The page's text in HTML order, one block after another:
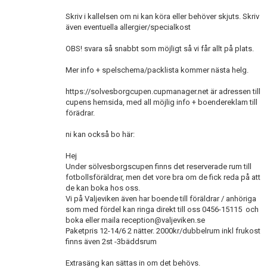
Skriv i kallelsen om ni kan köra eller behöver skjuts. Skriv
även eventuella allergier/specialkost
OBS! svara så snabbt som möjligt så vi får allt på plats.
Mer info + spelschema/packlista kommer nästa helg.
https://solvesborgcupen.cupmanager.net är adressen till
cupens hemsida, med all möjlig info + boendereklam till
förädrar.
ni kan också bo här:
Hej
Under sölvesborgscupen finns det reserverade rum till
fotbollsföräldrar, men det vore bra om de fick reda på att
de kan boka hos oss.
Vi på Valjeviken även har boende till föräldrar / anhöriga
som med fördel kan ringa direkt till oss 0456-15115 och
boka eller maila reception@valjeviken.se
Paketpris 12-14/6 2 nätter. 2000kr/dubbelrum inkl frukost
finns även 2st -3bäddsrum
Extrasäng kan sättas in om det behövs.